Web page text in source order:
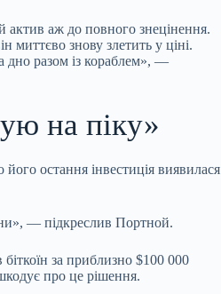
аж до повного знецінення.
миттєво знову злетить у ціні.
дно разом із кораблем», —
на піку»
остання інвестиція виявилася
— підкреслив Портной.
за приблизно $100 000
про це рішення.